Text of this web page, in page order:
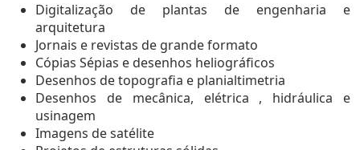
Digitalização de plantas de engenharia e
arquitetura
Jornais e revistas de grande formato
Cópias Sépias e desenhos heliográficos
Desenhos de topografia e planialtimetria
Desenhos de mecânica, elétrica , hidráulica e
usinagem
Imagens de satélite